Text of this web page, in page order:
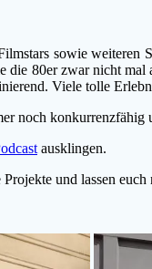
sowie
80er zwar nicht mal
Viele tolle
noch konkurrenzfähig
ausklingen.
und lassen